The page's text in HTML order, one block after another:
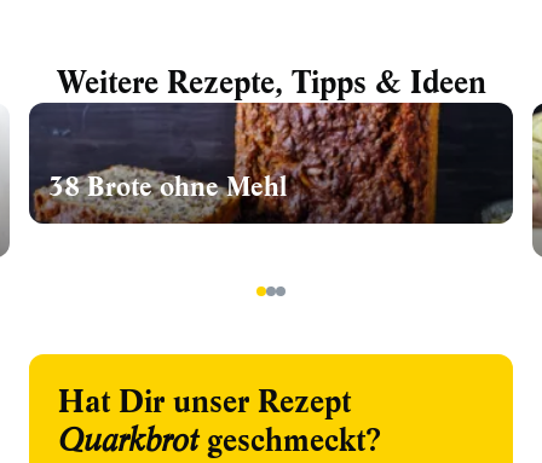
Weitere Rezepte, Tipps & Ideen
38 Brote ohne Mehl
123
Hat Dir unser Rezept
Quarkbrotgeschmeckt?